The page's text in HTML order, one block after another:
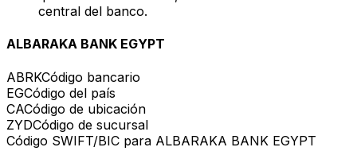
central del banco.
ALBARAKA BANK EGYPT
ABRKCódigo bancario
EGCódigo del país
CACódigo de ubicación
ZYDCódigo de sucursal
Código SWIFT/BIC para ALBARAKA BANK EGYPT